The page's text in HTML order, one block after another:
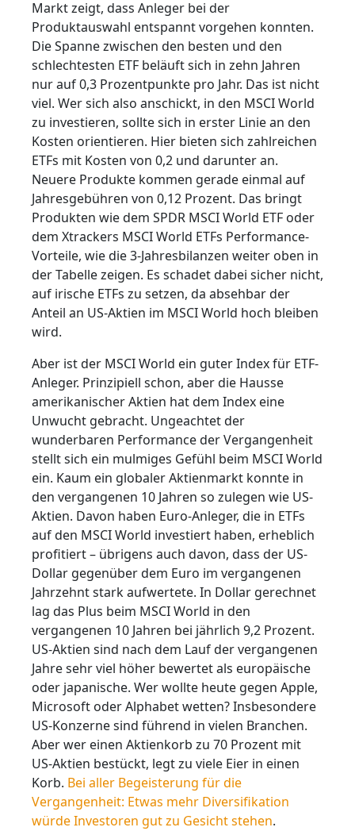
Markt zeigt, dass Anleger bei der
Produktauswahl entspannt vorgehen konnten.
Die Spanne zwischen den besten und den
schlechtesten ETF beläuft sich in zehn Jahren
nur auf 0,3 Prozentpunkte pro Jahr. Das ist nicht
viel. Wer sich also anschickt, in den MSCI World
zu investieren, sollte sich in erster Linie an den
Kosten orientieren. Hier bieten sich zahlreichen
ETFs mit Kosten von 0,2 und darunter an.
Neuere Produkte kommen gerade einmal auf
Jahresgebühren von 0,12 Prozent. Das bringt
Produkten wie dem SPDR MSCI World ETF oder
dem Xtrackers MSCI World ETFs Performance-
Vorteile, wie die 3-Jahresbilanzen weiter oben in
der Tabelle zeigen. Es schadet dabei sicher nicht,
auf irische ETFs zu setzen, da absehbar der
Anteil an US-Aktien im MSCI World hoch bleiben
wird.
Aber ist der MSCI World ein guter Index für ETF-
Anleger. Prinzipiell schon, aber die Hausse
amerikanischer Aktien hat dem Index eine
Unwucht gebracht. Ungeachtet der
wunderbaren Performance der Vergangenheit
stellt sich ein mulmiges Gefühl beim MSCI World
ein. Kaum ein globaler Aktienmarkt konnte in
den vergangenen 10 Jahren so zulegen wie US-
Aktien. Davon haben Euro-Anleger, die in ETFs
auf den MSCI World investiert haben, erheblich
profitiert – übrigens auch davon, dass der US-
Dollar gegenüber dem Euro im vergangenen
Jahrzehnt stark aufwertete. In Dollar gerechnet
lag das Plus beim MSCI World in den
vergangenen 10 Jahren bei jährlich 9,2 Prozent.
US-Aktien sind nach dem Lauf der vergangenen
Jahre sehr viel höher bewertet als europäische
oder japanische. Wer wollte heute gegen Apple,
Microsoft oder Alphabet wetten? Insbesondere
US-Konzerne sind führend in vielen Branchen.
Aber wer einen Aktienkorb zu 70 Prozent mit
US-Aktien bestückt, legt zu viele Eier in einen
Korb. Bei aller Begeisterung für die
Vergangenheit: Etwas mehr Diversifikation
würde Investoren gut zu Gesicht stehen.